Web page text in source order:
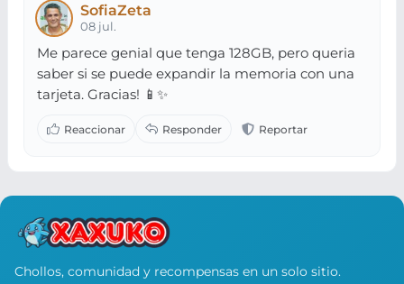
SofiaZeta
08 jul.
Me parece genial que tenga 128GB, pero queria
saber si se puede expandir la memoria con una
tarjeta. Gracias! 📱✨
Chollos, comunidad y recompensas en un solo sitio.